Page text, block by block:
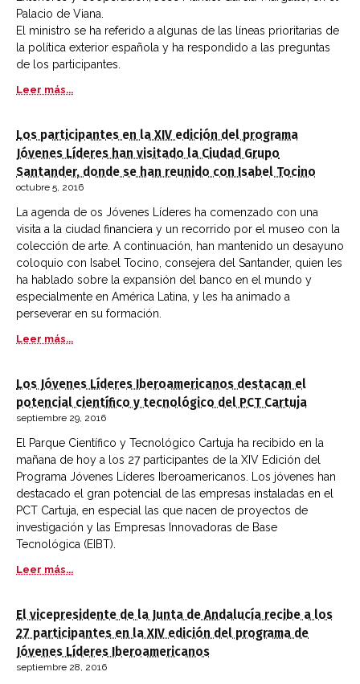
Palacio de Viana.
El ministro se ha referido a algunas de las líneas prioritarias de
la política exterior española y ha respondido a las preguntas
de los participantes.
Leer más...
Los participantes en la XIV edición del programa
Jóvenes Líderes han visitado la Ciudad Grupo
Santander, donde se han reunido con Isabel Tocino
octubre 5, 2016
La agenda de os Jóvenes Líderes ha comenzado con una
visita a la ciudad financiera y un recorrido por el museo con la
colección de arte. A continuación, han mantenido un desayuno
coloquio con Isabel Tocino, consejera del Santander, quien les
ha hablado sobre la expansión del banco en el mundo y
especialmente en América Latina, y les ha animado a
perseverar en su formación.
Leer más...
Los Jóvenes Líderes Iberoamericanos destacan el
potencial científico y tecnológico del PCT Cartuja
septiembre 29, 2016
El Parque Científico y Tecnológico Cartuja ha recibido en la
mañana de hoy a los 27 participantes de la XIV Edición del
Programa Jóvenes Líderes Iberoamericanos. Los jóvenes han
destacado el gran potencial de las empresas instaladas en el
PCT Cartuja, en especial las que nacen de proyectos de
investigación y las Empresas Innovadoras de Base
Tecnológica (EIBT).
Leer más...
El vicepresidente de la Junta de Andalucía recibe a los
27 participantes en la XIV edición del programa de
Jóvenes Líderes Iberoamericanos
septiembre 28, 2016